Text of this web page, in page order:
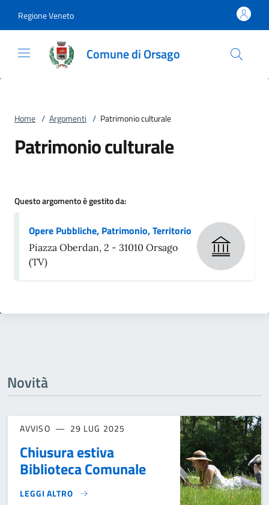
Regione Veneto
Comune di Orsago
Home / Argomenti / Patrimonio culturale
Patrimonio culturale
Questo argomento è gestito da:
Opere Pubbliche, Patrimonio, Territorio
Piazza Oberdan, 2 - 31010 Orsago
(TV)
Novità
AVVISO 29 LUG 2025
Chiusura estiva
Biblioteca Comunale
LEGGI ALTRO
CHIUSURA ESTIVA BIBLIOTECA COMUNALE}